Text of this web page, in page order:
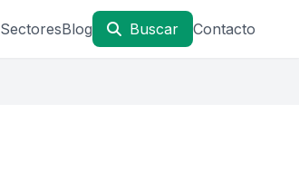
SectoresBlog Buscar Contacto